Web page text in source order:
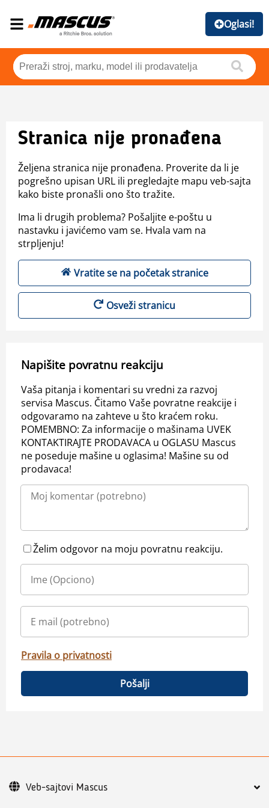
Oglasi!
Stranica nije pronađena
Željena stranica nije pronađena. Proverite da li je
pogrešno upisan URL ili pregledajte mapu veb-sajta
kako biste pronašli ono što tražite.
Ima li drugih problema? Pošaljite e-poštu u
nastavku i javićemo vam se. Hvala vam na
strpljenju!
Vratite se na početak stranice
Osveži stranicu
Napišite povratnu reakciju
Vaša pitanja i komentari su vredni za razvoj
servisa Mascus. Čitamo Vaše povratne reakcije i
odgovaramo na zahteve u što kraćem roku.
POMEMBNO: Za informacije o mašinama UVEK
KONTAKTIRAJTE PRODAVACA u OGLASU Mascus
ne poseduje mašine u oglasima! Mašine su od
prodavaca!
Želim odgovor na moju povratnu reakciju.
Pravila o privatnosti
Pošalji
Veb-sajtovi Mascus